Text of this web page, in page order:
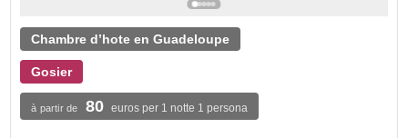
Chambre d’hote en Guadeloupe
Gosier
à partir de 80 euros per 1 notte 1 persona